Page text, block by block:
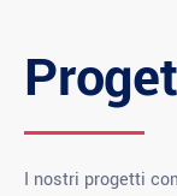
I nostri progetti